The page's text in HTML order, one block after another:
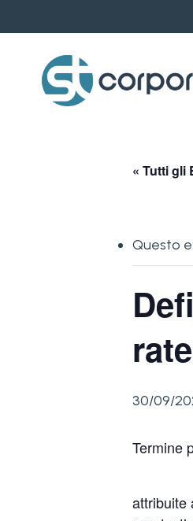
to
content
« Tutti gli
Questo
30/09/
Termine
attribuite